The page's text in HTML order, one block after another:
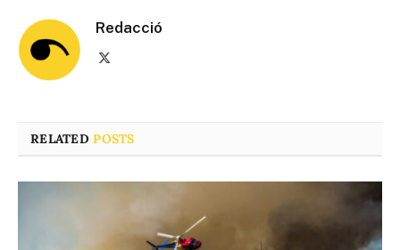
Redacció
RELATEDPOSTS